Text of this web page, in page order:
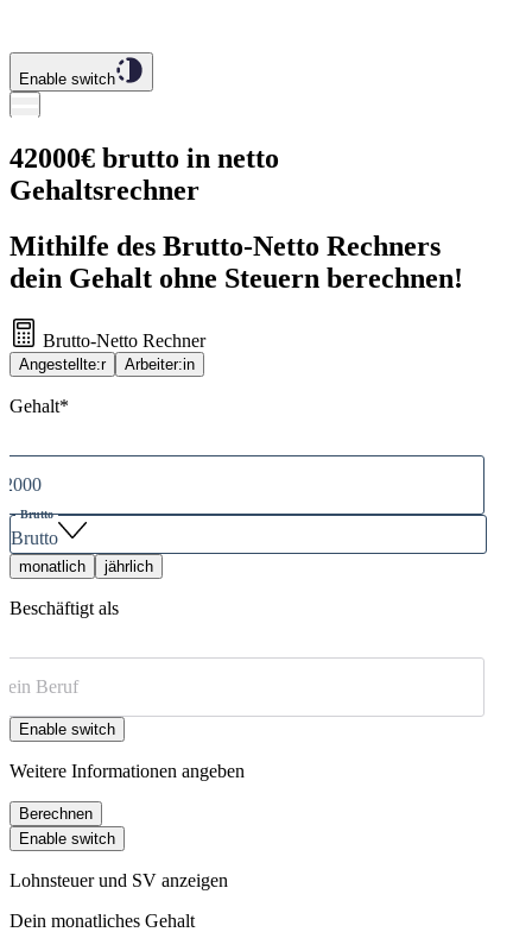
Enable switch
42000€ brutto in netto
Gehaltsrechner
Mithilfe des Brutto-Netto Rechners
dein Gehalt ohne Steuern berechnen!
Brutto-Netto Rechner
Angestellte:r Arbeiter:in
Gehalt*
Brutto
Brutto
monatlich jährlich
Beschäftigt als
Enable switch
Weitere Informationen angeben
Berechnen
Enable switch
Lohnsteuer und SV anzeigen
Dein monatliches Gehalt